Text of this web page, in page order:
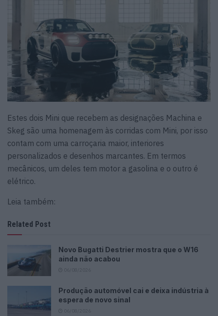
Estes dois Mini que recebem as designações Machina e
Skeg são uma homenagem às corridas com Mini, por isso
contam com uma carroçaria maior, interiores
personalizados e desenhos marcantes. Em termos
mecânicos, um deles tem motor a gasolina e o outro é
elétrico.
Leia também:
Related Post
Novo Bugatti Destrier mostra que o W16
ainda não acabou
Produção automóvel cai e deixa indústria à
espera de novo sinal